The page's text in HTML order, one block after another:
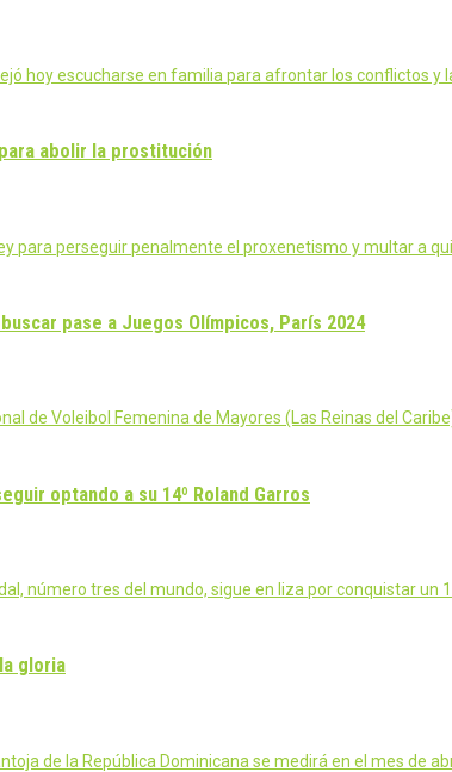
hoy escucharse en familia para afrontar los conflictos
abolir la prostitución
para perseguir penalmente el proxenetismo y multar a
pase a Juegos Olímpicos, París 2024
de Voleibol Femenina de Mayores (Las Reinas del
optando a su 14º Roland Garros
número tres del mundo, sigue en liza por conquistar un
gloria
de la República Dominicana se medirá en el mes de